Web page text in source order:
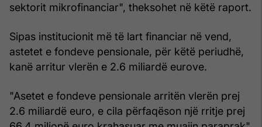
sektorit mikrofinanciar", theksohet në këtë raport.
Sipas institucionit më të lart financiar në vend,
astetet e fondeve pensionale, për këtë periudhë,
kanë arritur vlerën e 2.6 miliardë eurove.
"Asetet e fondeve pensionale arritën vlerën prej
2.6 miliardë euro, e cila përfaqëson një rritje prej